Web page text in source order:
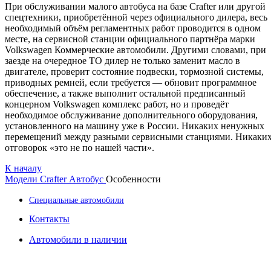
При обслуживании малого автобуса на базе Crafter или другой
спецтехники, приобретённой через официального дилера, весь
необходимый объём регламентных работ проводится в одном
месте, на сервисной станции официального партнёра марки
Volkswagen Коммерческие автомобили. Другими словами, при
заезде на очередное ТО дилер не только заменит масло в
двигателе, проверит состояние подвески, тормозной системы,
приводных ремней, если требуется — обновит программное
обеспечение, а также выполнит остальной предписанный
концерном Volkswagen комплекс работ, но и проведёт
необходимое обслуживание дополнительного оборудования,
установленного на машину уже в России. Никаких ненужных
перемещений между разными сервисными станциями.
отговорок «это не по нашей части».
К началу
Модели Crafter Автобус Особенности
Специальные автомобили
Контакты
Автомобили в наличии